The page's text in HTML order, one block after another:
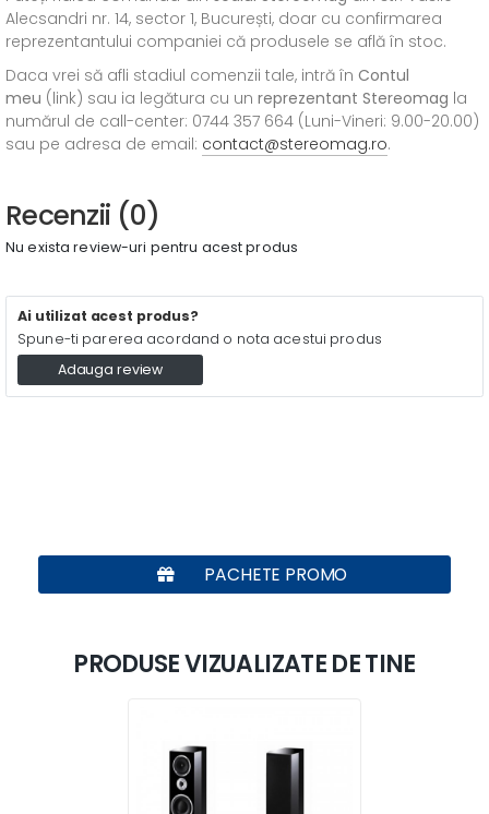
Alecsandri nr. 14, sector 1, București, doar cu confirmarea
reprezentantului companiei că produsele se află în stoc.
Daca vrei să afli stadiul comenzii tale, intră în Contul
meu (link) sau ia legătura cu un reprezentant Stereomag la
numărul de call-center: 0744 357 664 (Luni-Vineri: 9.00-20.00)
sau pe adresa de email: contact@stereomag.ro.
Recenzii (0)
Nu exista review-uri pentru acest produs
Ai utilizat acest produs?
Spune-ti parerea acordand o nota acestui produs
Adauga review
PACHETE PROMO
PRODUSE VIZUALIZATE DE TINE